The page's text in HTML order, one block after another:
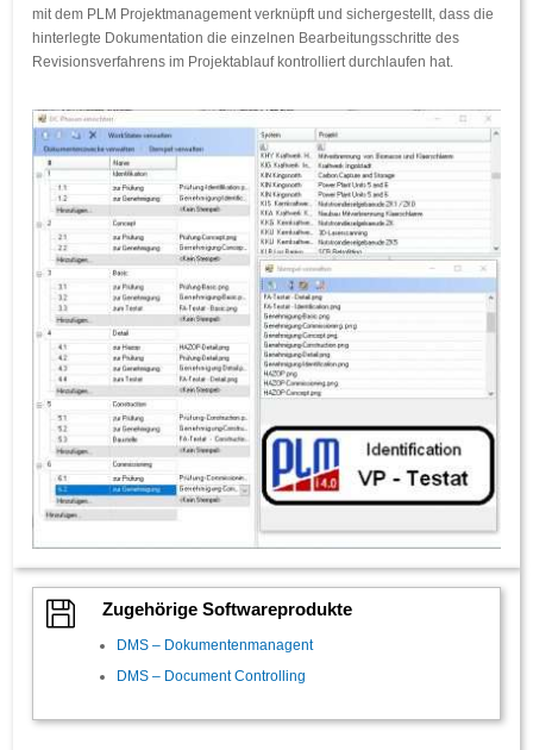
mit dem PLM Projektmanagement verknüpft und sichergestellt, dass die
hinterlegte Dokumentation die einzelnen Bearbeitungsschritte des
Revisionsverfahrens im Projektablauf kontrolliert durchlaufen hat.
 Zugehörige Softwareprodukte
DMS – Dokumentenmanagent
DMS – Document Controlling